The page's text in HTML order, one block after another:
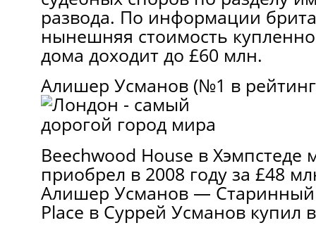
развода. По информации
нынешняя стоимость
дома доходит до £60 млн.
Алишер Усманов (№1 в
Beechwood House в Хэмпстеде
приобрел в 2008 году за £48
Алишер Усманов — Старинный
Place в Суррей Усманов купил